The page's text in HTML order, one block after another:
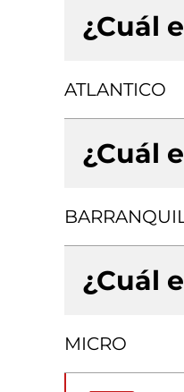
¿Cuál
ATLANTICO
¿Cuál
¿Cuál
MICRO